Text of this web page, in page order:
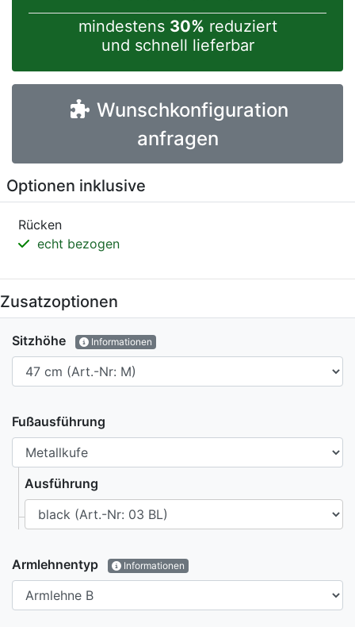
mindestens 30% reduziert
und schnell lieferbar
Wunschkonfiguration
anfragen
Optionen inklusive
Rücken
echt bezogen
Zusatzoptionen
Sitzhöhe Informationen
Fußausführung
Ausführung
Armlehnentyp Informationen